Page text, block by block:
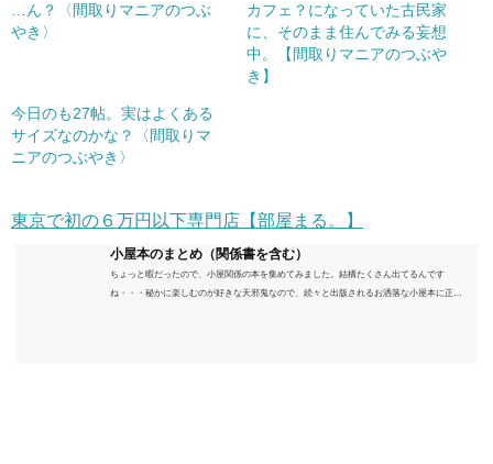
…ん？〈間取りマニアのつぶ
やき〉
カフェ？になっていた古民家
に、そのまま住んでみる妄想
中。【間取りマニアのつぶや
き】
今日のも27帖。実はよくある
サイズなのかな？〈間取りマ
ニアのつぶやき〉
東京で初の６万円以下専門店【部屋まる。】
小屋本のまとめ（関係書を含む）
ちょっと暇だったので、小屋関係の本を集めてみました。結構たくさん出てるんです
ね・・・秘かに楽しむのが好きな天邪鬼なので、続々と出版されるお洒落な小屋本に正直